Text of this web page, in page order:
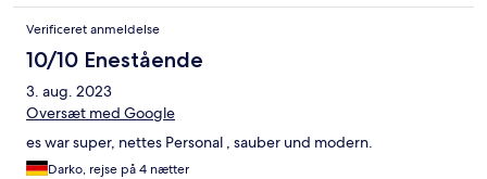
Verificeret anmeldelse
10/10 Enestående
3. aug. 2023
Oversæt med Google
es war super, nettes Personal , sauber und modern.
Darko, rejse på 4 nætter